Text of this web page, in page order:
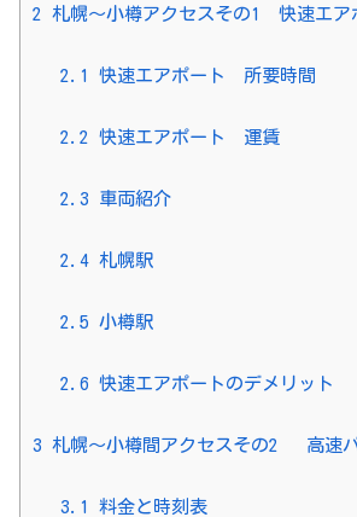
2 札幌〜小樽アクセスその1 快速エア
2.1 快速エアポート 所要時間
2.2 快速エアポート 運賃
2.3 車両紹介
2.4札幌駅
2.5 小樽駅
2.6 快速エアポートのデメリット
3 札幌〜小樽間アクセスその2 高速
3.1 料金と時刻表